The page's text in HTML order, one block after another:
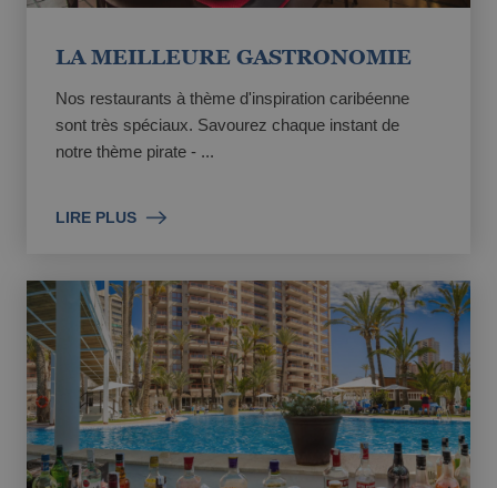
LA MEILLEURE GASTRONOMIE
Nos restaurants à thème d'inspiration caribéenne
sont très spéciaux. Savourez chaque instant de
notre thème pirate - ...
LIRE PLUS